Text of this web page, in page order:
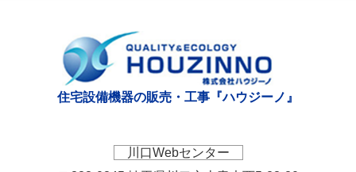
住宅設備機器の販売・工事『ハウジーノ』
川口Webセンター